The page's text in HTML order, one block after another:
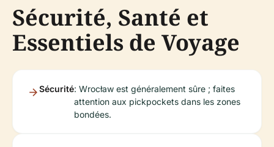
Sécurité, Santé et
Essentiels de Voyage
Sécurité: Wrocław est généralement sûre ; faites
attention aux pickpockets dans les zones
bondées.